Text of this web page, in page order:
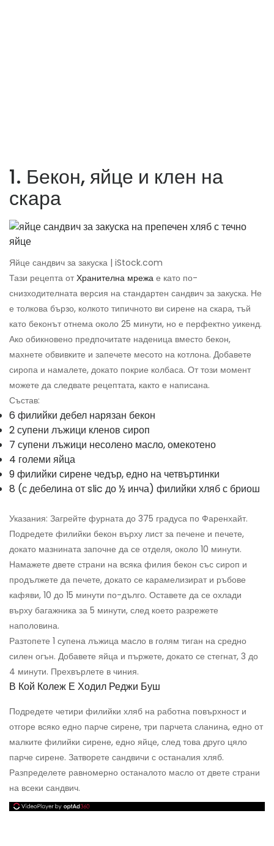
1. Бекон, яйце и клен на
скара
Яйце сандвич за закуска | iStock.com
Тази рецепта отХранителна мрежа е като по-
снизходителната версия на стандартен сандвич за закуска. Не
е толкова бързо, колкото типичното ви сирене на скара, тъй
като беконът отнема около 25 минути, но е перфектно уикенд.
Ако обикновено предпочитате наденица вместо бекон,
махнете обвивките и запечете месото на котлона. Добавете
сиропа и намалете, докато покрие колбаса. От този момент
можете да следвате рецептата, както е написана.
Състав:
6 филийки дебел нарязан бекон
2 супени лъжици кленов сироп
7 супени лъжици несолено масло, омекотено
4 големи яйца
9 филийки сирене чедър, едно на четвъртинки
8 (с дебелина от slic до ½ инча) филийки хляб с бриош
Указания: Загрейте фурната до 375 градуса по Фаренхайт.
Подредете филийки бекон върху лист за печене и печете,
докато мазнината започне да се отделя, около 10 минути.
Намажете двете страни на всяка филия бекон със сироп и
продължете да печете, докато се карамелизират и ръбове
кафяви, 10 до 15 минути по-дълго. Оставете да се охлади
върху багажника за 5 минути, след което разрежете
наполовина.
Разтопете 1 супена лъжица масло в голям тиган на средно
силен огън. Добавете яйца и пържете, докато се стегнат, 3 до
4 минути. Прехвърлете в чиния.
В Кой Колеж Е Ходил Реджи Буш
Подредете четири филийки хляб на работна повърхност и
отгоре всяко едно парче сирене, три парчета сланина, едно от
малките филийки сирене, едно яйце, след това друго цяло
парче сирене. Затворете сандвичи с останалия хляб.
Разпределете равномерно останалото масло от двете страни
на всеки сандвич.